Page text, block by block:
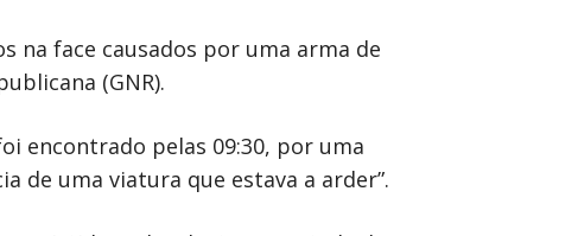
na face causados por uma arma de
(GNR).
encontrado pelas 09:30, por uma
de uma viatura que estava a arder”.